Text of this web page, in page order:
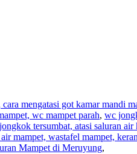
mengatasi got kamar mandi
wc mampet parah, wc
tersumbat, atasi saluran
mampet, wastafel mampet,
Mampet di Meruyung,